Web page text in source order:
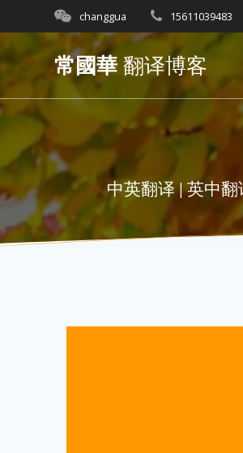
to
content
changgua 15611039483
常國華 翻译博客
中英翻译 | 英中